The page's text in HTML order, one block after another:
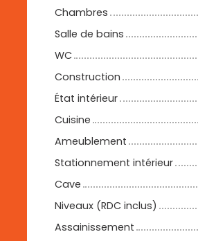
Chambres
Salle de bains
WC
Construction
État intérieur
Cuisine
Ameublement
Stationnement intérieur
Cave
Niveaux (RDC inclus)
Assainissement